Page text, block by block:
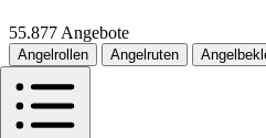
55.877 Angebote
Angelrollen Angelruten